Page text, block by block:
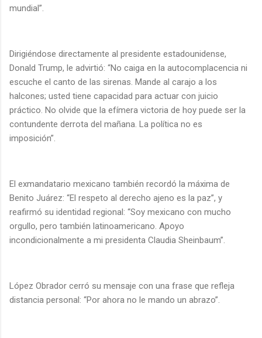
mundial”.
Dirigiéndose directamente al presidente estadounidense,
Donald Trump, le advirtió: “No caiga en la autocomplacencia ni
escuche el canto de las sirenas. Mande al carajo a los
halcones; usted tiene capacidad para actuar con juicio
práctico. No olvide que la efímera victoria de hoy puede ser la
contundente derrota del mañana. La política no es
imposición”.
El exmandatario mexicano también recordó la máxima de
Benito Juárez: “El respeto al derecho ajeno es la paz”, y
reafirmó su identidad regional: “Soy mexicano con mucho
orgullo, pero también latinoamericano. Apoyo
incondicionalmente a mi presidenta Claudia Sheinbaum”.
López Obrador cerró su mensaje con una frase que refleja
distancia personal: “Por ahora no le mando un abrazo”.